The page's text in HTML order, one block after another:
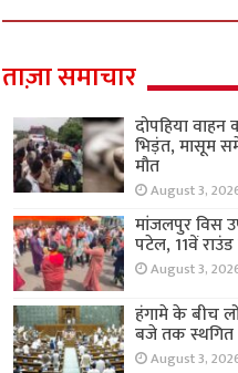
ताज़ा समाचार
दोपहिया
भिड़ंत, मासूम
मौत
August 3,
मांजलपुर विस
पटेल, 11वें
August 3,
हंगामे के बीच
बजे तक स्थगित
August 3,